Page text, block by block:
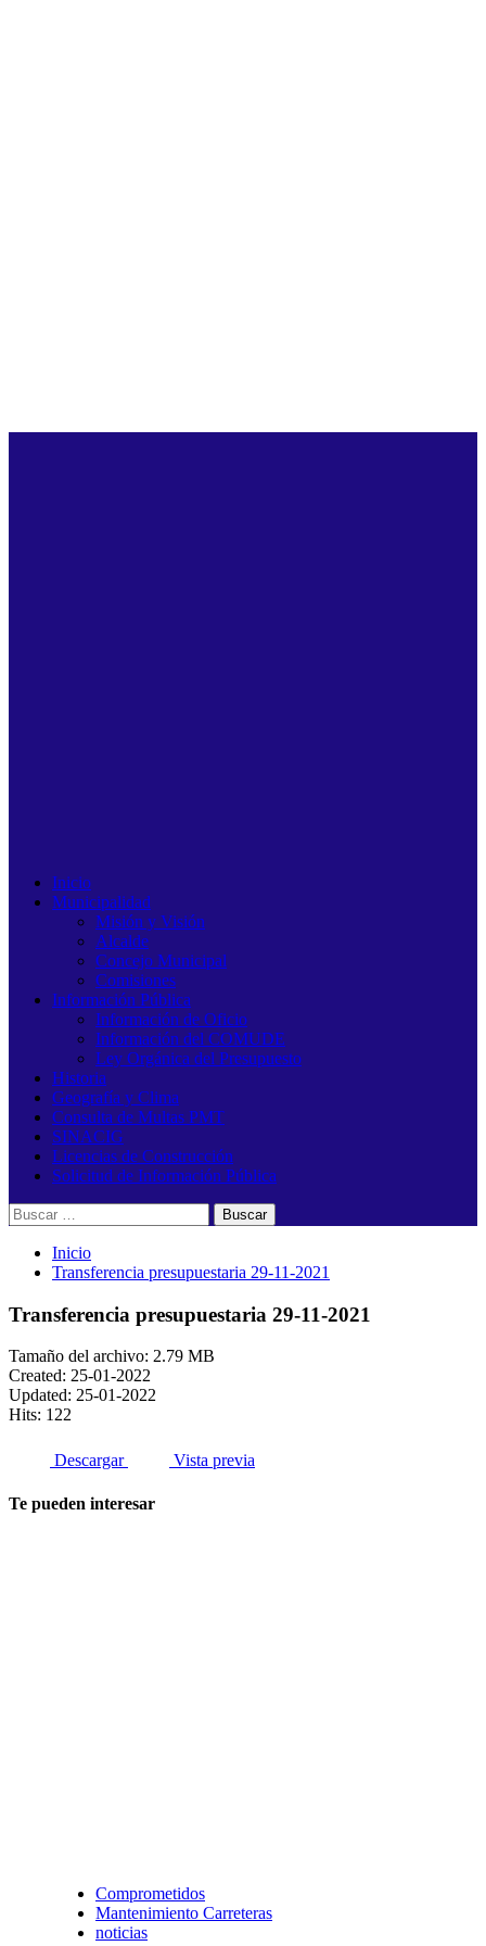
Inicio
Municipalidad
Misión y Visión
Alcalde
Concejo Municipal
Comisiones
Información Pública
Información de Oficio
Información del COMUDE
Ley Orgánica del Presupuesto
Historia
Geografía y Clima
Consulta de Multas PMT
SINACIG
Licencias de Construcción
Solicitud de Información Pública
Buscar:
Inicio
Transferencia presupuestaria 29-11-2021
Transferencia presupuestaria 29-11-2021
Tamaño del archivo: 2.79 MB
Created: 25-01-2022
Updated: 25-01-2022
Hits: 122
Descargar Vista previa
Te pueden interesar
Comprometidos
Mantenimiento Carreteras
noticias